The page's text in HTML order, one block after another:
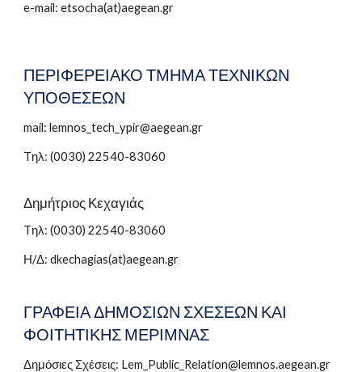
e-mail: etsocha(at)aegean.gr
ΠΕΡΙΦΕΡΕΙΑΚΟ ΤΜΗΜΑ ΤΕΧΝΙΚΩΝ
ΥΠΟΘΕΣΕΩΝ
mail: lemnos_tech_ypir@aegean.gr
Tηλ: (0030)22540-83060
Δημήτριος Κεχαγιάς
Tηλ: (0030) 22540-83060
Η/Δ: dkechagias(at)aegean.gr
ΓΡΑΦΕΙΑ ΔΗΜΟΣΙΩΝ ΣΧΕΣΕΩΝ ΚΑΙ
ΦΟΙΤΗΤΙΚΗΣ ΜΕΡΙΜΝΑΣ
Δημόσιες Σχέσεις: Lem_Public_Relation@lemnos.aegean.gr